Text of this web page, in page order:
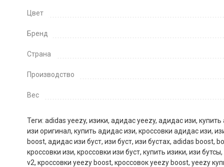
Цвет
Бренд
Страна
Производство
Вес
Теги: adidas yeezy, изики, адидас yeezy, адидас изи, купить
изи оригинал, купить адидас изи, кроссовки адидас изи,
boost, адидас изи буст, изи буст, изи бустах, adidas boost,
кроссовки изи, кроссовки изи буст, купить изики, изи бутсы,
v2, кроссовки yeezy boost, кроссовок yeezy boost, yeezy